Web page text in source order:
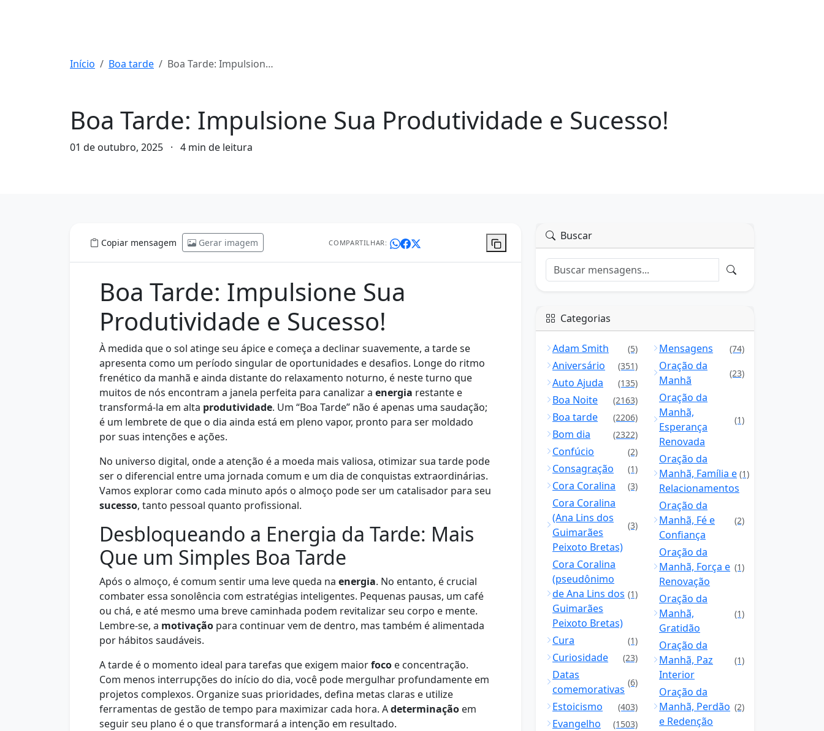
Início Boa tarde Boa Tarde: Impulsione Sua Produtividade e Sucesso!
Boa Tarde: Impulsione Sua Produtividade e Sucesso!
01 de outubro, 2025 · 4 min de leitura
Copiar mensagem Gerar imagem COMPARTILHAR:
Boa Tarde: Impulsione Sua
Produtividade e Sucesso!
À medida que o sol atinge seu ápice e começa a declinar suavemente, a tarde se
apresenta como um período singular de oportunidades e desafios. Longe do ritmo
frenético da manhã e ainda distante do relaxamento noturno, é neste turno que
muitos de nós encontram a janela perfeita para canalizar a energia restante e
transformá-la em alta produtividade. Um “Boa Tarde” não é apenas uma saudação;
é um lembrete de que o dia ainda está em pleno vapor, pronto para ser moldado
por suas intenções e ações.
No universo digital, onde a atenção é a moeda mais valiosa, otimizar sua tarde pode
ser o diferencial entre uma jornada comum e um dia de conquistas extraordinárias.
Vamos explorar como cada minuto após o almoço pode ser um catalisador para seu
sucesso, tanto pessoal quanto profissional.
Desbloqueando a Energia da Tarde: Mais
Que um Simples Boa Tarde
Após o almoço, é comum sentir uma leve queda na energia. No entanto, é crucial
combater essa sonolência com estratégias inteligentes. Pequenas pausas, um café
ou chá, e até mesmo uma breve caminhada podem revitalizar seu corpo e mente.
Lembre-se, a motivação para continuar vem de dentro, mas também é alimentada
por hábitos saudáveis.
A tarde é o momento ideal para tarefas que exigem maiorfoco e concentração.
Com menos interrupções do início do dia, você pode mergulhar profundamente em
projetos complexos. Organize suas prioridades, defina metas claras e utilize
ferramentas de gestão de tempo para maximizar cada hora. Adeterminação em
seguir seu plano é o que transformará a intenção em resultado.
Buscar
Categorias
Adam Smith (5)
Aniversário (351)
Auto Ajuda (135)
Boa Noite (2163)
Boa tarde (2206)
Bom dia (2322)
Confúcio (2)
Consagração (1)
Cora Coralina (3)
Cora Coralina
(Ana Lins dos
Guimarães
Peixoto Bretas)
(3)
Cora Coralina
(pseudônimo
de Ana Lins dos
Guimarães
Peixoto Bretas)
(1)
Cura (1)
Curiosidade (23)
Datas
comemorativas
(6)
Estoicismo (403)
Evangelho (1503)
Mensagens (74)
Oração da
Manhã
(23)
Oração da
Manhã,
Esperança
Renovada
(1)
Oração da
Manhã, Família e
Relacionamentos
(1)
Oração da
Manhã, Fé e
Confiança
(2)
Oração da
Manhã, Força e
Renovação
(1)
Oração da
Manhã,
Gratidão
(1)
Oração da
Manhã, Paz
Interior
(1)
Oração da
Manhã, Perdão
e Redenção
(2)